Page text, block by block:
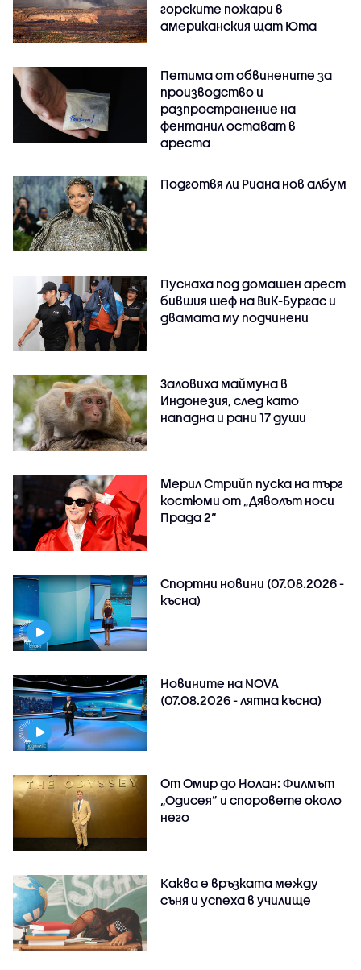
горските пожари в
американския щат Юта
Петима от обвинените за
производство и
разпространение на
фентанил остават в
ареста
Подготвя ли Риана нов албум
Пуснаха под домашен арест
бившия шеф на ВиК-Бургас и
двамата му подчинени
Заловиха маймуна в
Индонезия, след като
нападна и рани 17 души
Мерил Стрийп пуска на търг
костюми от „Дяволът носи
Прада 2“
Спортни новини (07.08.2026 -
късна)
Новините на NOVA
(07.08.2026 - лятна късна)
От Омир до Нолан: Филмът
„Одисея” и споровете около
него
Каква е връзката между
съня и успеха в училище